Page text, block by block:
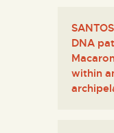
█
EL
DNA
within